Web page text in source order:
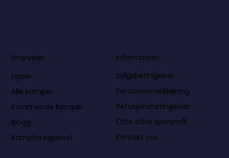
Snarveier
Ligaer
Alle kamper
Kommende kamper
Blogg
Kampforespørsel
Informasjon
Salgsbetingelser
Personvernerklæring
Refusjonsbetingelser
Ofte stilte spørsmål
Kontakt oss